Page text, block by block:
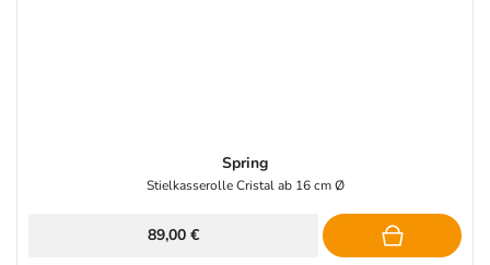
Spring
Stielkasserolle Cristal ab 16 cm Ø
89,00 €